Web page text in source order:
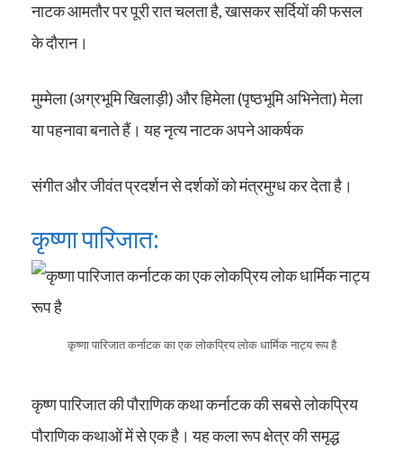
नाटक आमतौर पर पूरी रात चलता है, खासकर सर्दियों की फसल
के दौरान।
मुम्मेला (अग्रभूमि खिलाड़ी) और हिमेला (पृष्ठभूमि अभिनेता) मेला
या पहनावा बनाते हैं। यह नृत्य नाटक अपने आकर्षक
संगीत और जीवंत प्रदर्शन से दर्शकों को मंत्रमुग्ध कर देता है।
कृष्णा पारिजात:
कृष्णा पारिजात कर्नाटक का एक लोकप्रिय लोक धार्मिक नाट्य रूप है
कृष्ण पारिजात की पौराणिक कथा कर्नाटक की सबसे लोकप्रिय
पौराणिक कथाओं में से एक है। यह कला रूप क्षेत्र की समृद्ध